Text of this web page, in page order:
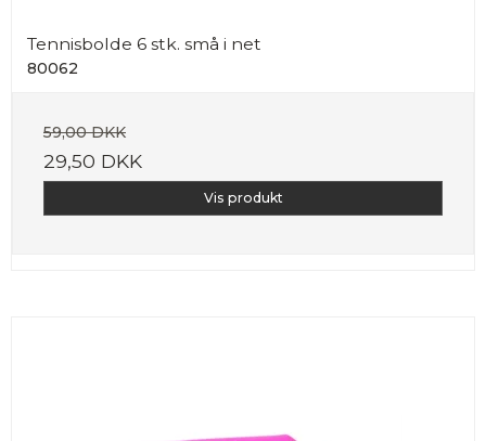
Tennisbolde 6 stk. små i net
80062
59,00 DKK
29,50 DKK
Vis produkt